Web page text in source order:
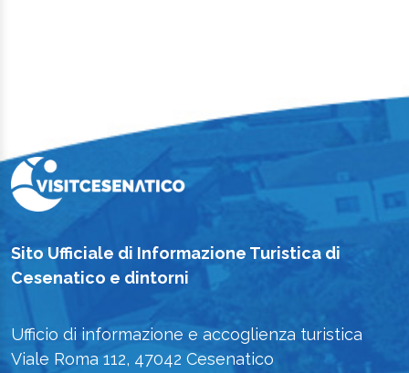
Sito Ufficiale di Informazione Turistica di
Cesenatico e dintorni
Ufficio di informazione e accoglienza turistica
Viale Roma 112, 47042 Cesenatico